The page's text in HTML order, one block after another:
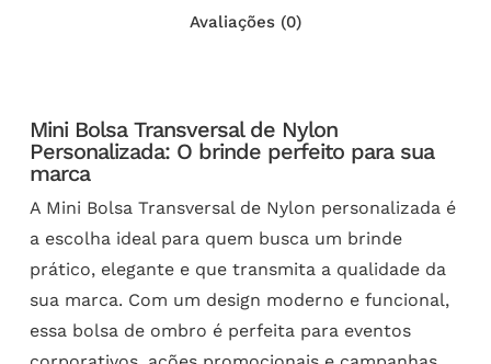
Avaliações (0)
Mini Bolsa Transversal de Nylon
Personalizada: O brinde perfeito para sua
marca
A Mini Bolsa Transversal de Nylon personalizada é
a escolha ideal para quem busca um brinde
prático, elegante e que transmita a qualidade da
sua marca. Com um design moderno e funcional,
essa bolsa de ombro é perfeita para eventos